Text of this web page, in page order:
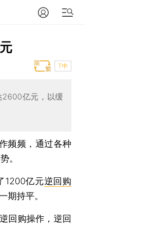
T中
2600亿元，以缓
频频，通过各种
。
1200亿元逆回购
期持平。
回购操作，逆回